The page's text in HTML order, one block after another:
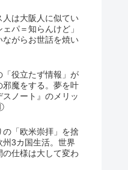
人は大阪人に似てい
パ＝知らんけど」
ながらお世話を焼い
「役立たず情報」が
邪魔をする。夢を叶
スノート』のメリッ
の「欧米崇拝」を捨
州3カ国生活。世界
の仕様は大して変わ